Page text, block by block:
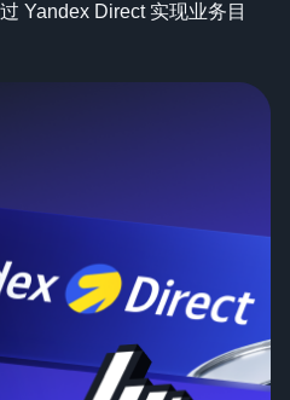
Yandex Direct 实现业务目